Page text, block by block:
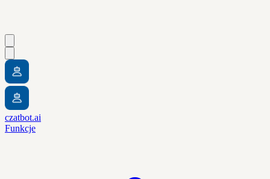
czatbot.ai
Funkcje